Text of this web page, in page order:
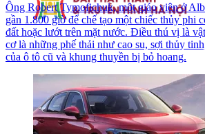
Ông Robert Tymofichuk, một giáo viên ở
gần 1.800 giờ để chế tạo một chiếc thủy phi
đất hoặc lướt trên mặt nước. Điều thú vị là
cơ là những phế thải như cao su, sợi thủy
của ô tô cũ và khung thuyền bị bỏ hoang.